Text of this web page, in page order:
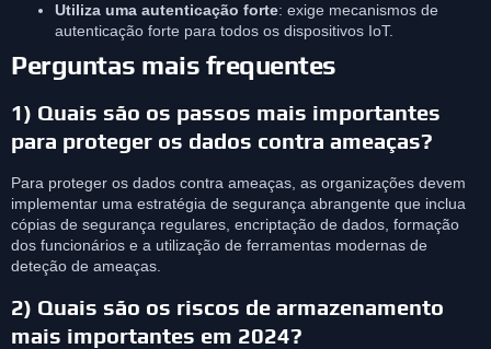
Utiliza uma autenticação forte: exige mecanismos de
autenticação forte para todos os dispositivos IoT.
Perguntas mais frequentes
1) Quais são os passos mais importantes
para proteger os dados contra ameaças?
Para proteger os dados contra ameaças, as organizações devem
implementar uma estratégia de segurança abrangente que inclua
cópias de segurança regulares, encriptação de dados, formação
dos funcionários e a utilização de ferramentas modernas de
deteção de ameaças.
2) Quais são os riscos de armazenamento
mais importantes em 2024?